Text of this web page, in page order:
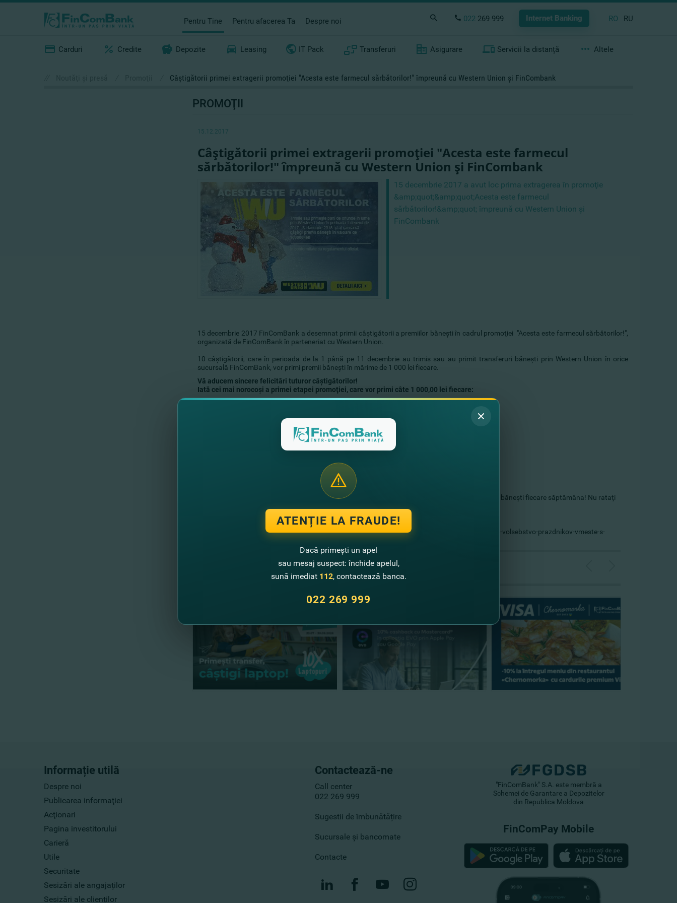
Pentru Tine Pentru afacerea Ta Despre noi 022 269 999 Internet Banking RO RU
Carduri Credite Depozite Leasing IT Pack Transferuri Asigurare Servicii la distanță Altele
Câştigătorii primei extragerii promoţiei "Acesta este farmecul sărbătorilor!" împreună cu Western Union şi FinCombank
PROMOŢII
15.12.2017
Câştigătorii primei extragerii promoţiei "Acesta este farmecul
sărbătorilor!" împreună cu Western Union şi FinCombank
15 decembrie 2017 a avut loc prima extragerea în promoţie
&amp;quot;&amp;quot;Acesta este farmecul
sărbătorilor!&amp;quot; împreună cu Western Union şi
FinCombank
15 decembrie 2017 FinComBank a desemnat primii câştigătorii a premiilor băneşti în cadrul promoţiei "Acesta este farmecul sărbătorilor!",
organizată de FinComBank în parteneriat cu Western Union.
10 câştigătorii, care în perioada de la 1 până pe 11 decembrie au trimis sau au primit transferuri băneşti prin Western Union în orice
sucursală FinComBank, vor primi premii băneşti în mărime de 1 000 lei fiecare.
Vă aducem sincere felicitări tuturor câştigătorilor!
Iată cei mai norocoşi a primei etapei promoţiei, care vor primi câte 1 000,00 lei fiecare:
Trimiteţi sau primiţi transferuri băneşti prin Western Union în reţea FinComBank şi câştigaţi premii băneşti fiecare săptămâna! Nu rataţi
Următoare extragere va avea loc pe 22 decembrie 2017.
Condiţiile detaliate a promoţiei găsiţi aici: https://fincombank.com/ro/special-nye-predlozenia/eto-volsebstvo-prazdnikov-vmeste-s-
Alte noutăţi
Informație utilă
Despre noi
Publicarea informaţiei
Acţionari
Pagina investitorului
Carieră
Utile
Securitate
Sesizări ale angajaților
Sesizări ale clienților
Contactează-ne
Call center
022 269 999
Sugestii de îmbunătățire
Sucursale și bancomate
Contacte
"FinComBank" S.A. este membră a
Schemei de Garantare a Depozitelor
din Republica Moldova
FinComPay Mobile
ATENȚIE LA FRAUDE!
Dacă primești un apel
sau mesaj suspect: închide apelul,
sună imediat 112, contactează banca.
022 269 999